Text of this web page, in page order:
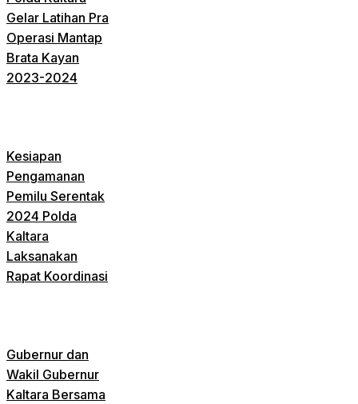
Gelar Latihan Pra
Operasi Mantap
Brata Kayan
2023-2024
Kesiapan
Pengamanan
Pemilu Serentak
2024 Polda
Kaltara
Laksanakan
Rapat Koordinasi
Gubernur dan
Wakil Gubernur
Kaltara Bersama